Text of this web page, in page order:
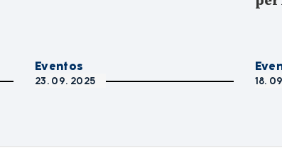
Eventos
23. 09. 2025 18.